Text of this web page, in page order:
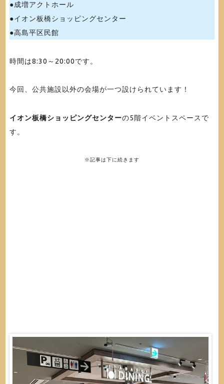
●成増アクトホール
●イオン板橋ショッピングセンター
●高島平区民館
時間は8:30～20:00です。
今回、公共施設以外の会場が一つ設けられています！
イオン板橋ショッピングセンターの5階イベントスペースで
す。
※記事は下に続きます